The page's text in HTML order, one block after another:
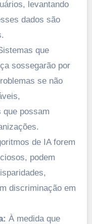
levantando
dados são
que
sossegarão por
se não
que possam
de IA forem
podem
discriminação em
À medida que